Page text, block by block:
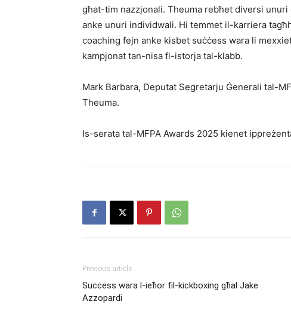
għat-tim nazzjonali. Theuma rebħet diversi unuri
anke unuri individwali. Hi temmet il-karriera
coaching fejn anke kisbet suċċess wara li
kampjonat tan-nisa fl-istorja tal-klabb.
Mark Barbara, Deputat Segretarju Ġenerali tal-
Theuma.
Is-serata tal-MFPA Awards 2025 kienet
Previous article
Suċċess wara l-ieħor fil-kickboxing għal Jake
Azzopardi